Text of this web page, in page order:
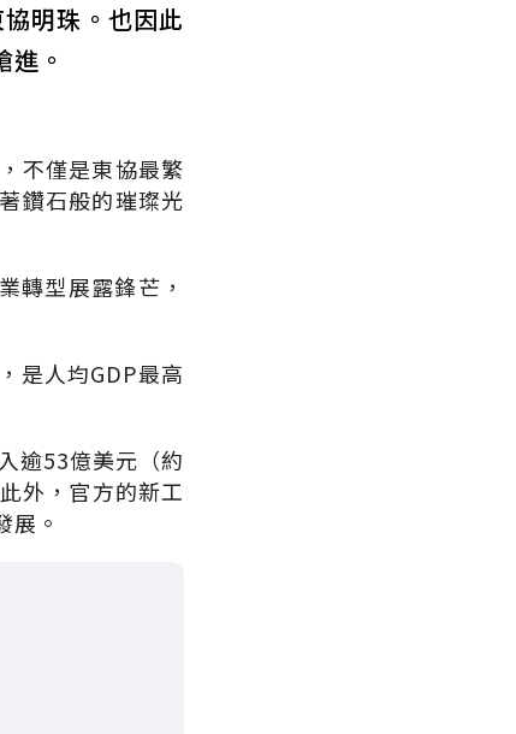
協明珠。也因此
。
不僅是東協最繁
鑽石般的璀璨光
轉型展露鋒芒，
是人均GDP最高
逾53億美元（約
外，官方的新工
展。